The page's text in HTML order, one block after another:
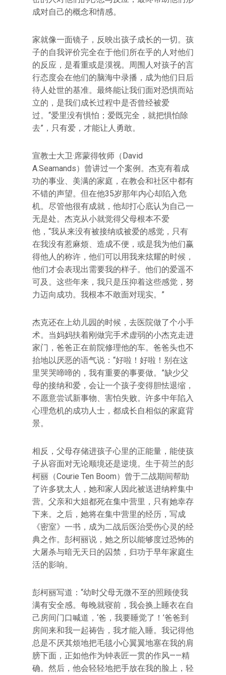
成对自己的概念和情感。
家就像一面镜子，反映出孩子成长的一切。孩
子的自我评价完全在于他们所在乎的人对他们
的反应，是看重或是漠视。周围人对孩子的言
行态度会在他们的脑海中录播，成为他们日后
待人处世的基准。最终能让我们面对恐惧而站
立的，是我们成长过程中是否曾经被爱
过。“爱里没有惧怕；爱既完全，就把惧怕除
去”，只有爱，才能让人勇敢。
宣教士大卫·席蒙得牧师（David
A.Seamands）曾讲过一个案例。杰克有着成
功的事业、美满的家庭，在教会和社区中都有
不错的声望。但在他35岁那年内心却陷入危
机。尽管他很有成就，他却打心底认为自己一
无是处。杰克从小就觉得父母根本不爱
他，“我从来没有被接纳或被爱的感觉，只有
在我没有惹麻烦、造成不便，或是我为他们赢
得他人的称许，他们可以用我来炫耀的时候，
他们才会表现出需要我的样子。他们的爱遥不
可及。这些年来，我只是压抑着这些感觉，努
力迈向成功。我根本不敢面对现实。”
杰克还在上幼儿园的时候，去医院做了个小手
术。当妈妈扶着刚做完手术虚弱的小杰克走进
家门，爸爸正在前院修理他的车。爸爸头也不
抬地以厌恶的语气说：“好啦！好啦！别在这
里哭哭啼啼的，我有重要的事要做。”缺少父
母的接纳和爱，会让一个孩子变得胆怯退缩，
不愿意尝试新事物、害怕失败。许多中年陷入
心理危机的成功人士，都成长自相似的家庭背
景。
相反，父母存储进孩子心里的正能量，能使孩
子从容面对无论顺境还是逆境。生于荷兰的彭
柯丽（Courie Ten Boom）曾于二战期间帮助
了许多犹太人，她和家人因此被送进纳粹集中
营。父亲和大姐都死在集中营里，只有她幸存
下来。之后，她将在集中营里的经历，写成
《密室》一书，成为二战后医治受伤心灵的经
典之作。彭柯丽说，她之所以能够度过恐怖的
大屠杀与暗无天日的囚禁，归功于早年家庭生
活的影响。
彭柯丽写道：“幼时父母无微不至的照顾使我
满有安全感。每晚就寝前，我会换上睡衣在自
己房间门口喊道，‘爸，我要睡觉了！’爸爸到
房间来和我一起祷告，我才能入睡。我记得他
总是不厌其烦地把毛毯小心翼翼地塞在我的肩
膀下面，正如他作为钟表匠一贯的作风——精
确。然后，他会轻轻地把手放在我的脸上，轻